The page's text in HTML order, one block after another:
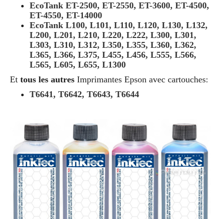
EcoTank ET-2500, ET-2550, ET-3600, ET-4500,
ET-4550, ET-14000
EcoTank L100, L101, L110, L120, L130, L132,
L200, L201, L210, L220, L222, L300, L301,
L303, L310, L312, L350, L355, L360, L362,
L365, L366, L375, L455, L456, L555, L566,
L565, L605, L655, L1300
Et tous les autres Imprimantes Epson avec cartouches:
T6641, T6642, T6643, T6644